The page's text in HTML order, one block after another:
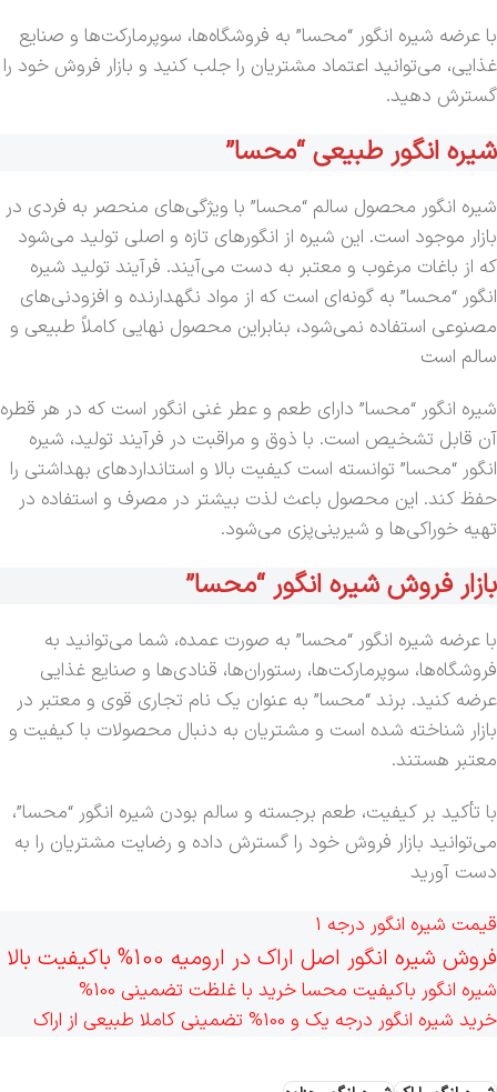
با عرضه شیره انگور “محسا” به فروشگاه‌ها، سوپرمارکت‌ها و صنایع
غذایی، می‌توانید اعتماد مشتریان را جلب کنید و بازار فروش خود را
گسترش دهید.
شیره انگور طبیعی “محسا”
شیره انگور محصول سالم “محسا” با ویژگی‌های منحصر به فردی در
بازار موجود است. این شیره از انگورهای تازه و اصلی تولید می‌شود
که از باغات مرغوب و معتبر به دست می‌آیند. فرآیند تولید شیره
انگور “محسا” به گونه‌ای است که از مواد نگهدارنده و افزودنی‌های
مصنوعی استفاده نمی‌شود، بنابراین محصول نهایی کاملاً طبیعی و
سالم است
شیره انگور “محسا” دارای طعم و عطر غنی انگور است که در هر قطره
آن قابل تشخیص است. با ذوق و مراقبت در فرآیند تولید، شیره
انگور “محسا” توانسته است کیفیت بالا و استانداردهای بهداشتی را
حفظ کند. این محصول باعث لذت بیشتر در مصرف و استفاده در
تهیه خوراکی‌ها و شیرینی‌پزی می‌شود.
بازار فروش شیره انگور “محسا”
با عرضه شیره انگور “محسا” به صورت عمده، شما می‌توانید به
فروشگاه‌ها، سوپرمارکت‌ها، رستوران‌ها، قنادی‌ها و صنایع غذایی
عرضه کنید. برند “محسا” به عنوان یک نام تجاری قوی و معتبر در
بازار شناخته شده است و مشتریان به دنبال محصولات با کیفیت و
معتبر هستند.
با تأکید بر کیفیت، طعم برجسته و سالم بودن شیره انگور “محسا”،
می‌توانید بازار فروش خود را گسترش داده و رضایت مشتریان را به
دست آورید
قیمت شیره انگور درجه 1
فروش شیره انگور اصل اراک در ارومیه 100% باکیفیت بالا
شیره انگور باکیفیت محسا خرید با غلظت تضمینی 100%
خرید شیره انگور درجه یک و 100% تضمینی کاملا طبیعی از اراک